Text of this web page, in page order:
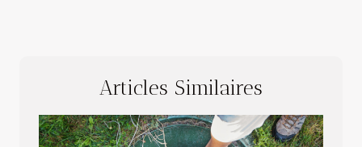
Articles Similaires